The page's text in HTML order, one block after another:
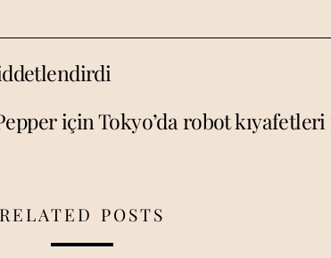
için Tokyo’da robot
RELATED POSTS